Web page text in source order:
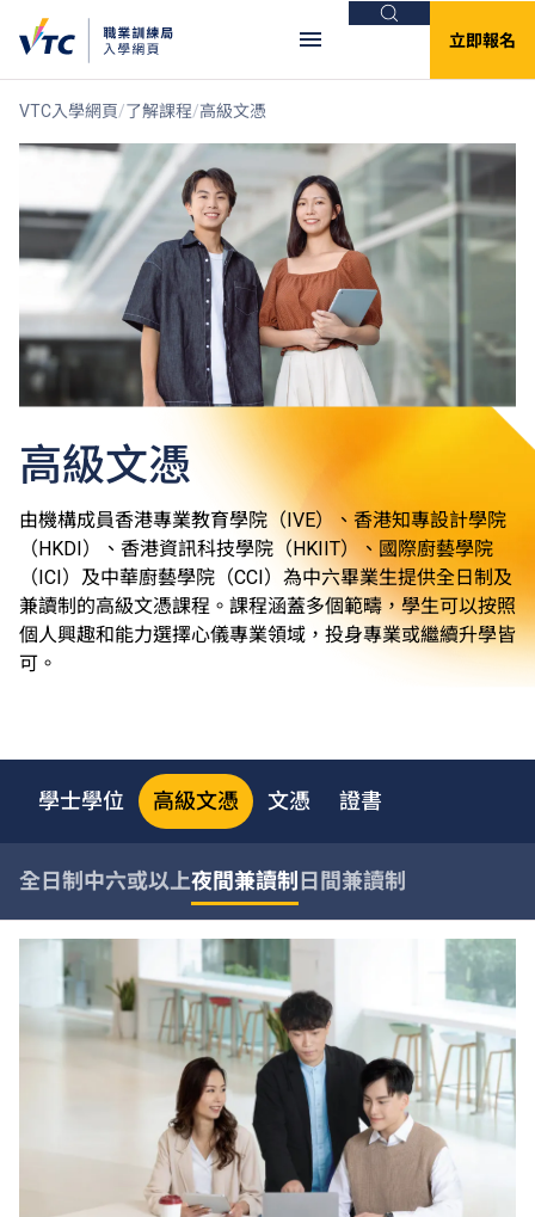
搜尋
立即報名
VTC入學網頁 了解課程 高級文憑
高級文憑
由機構成員香港專業教育學院（IVE）、香港知專設計學院
（HKDI）、香港資訊科技學院（HKIIT）、國際廚藝學院
（ICI）及中華廚藝學院（CCI）為中六畢業生提供全日制及
兼讀制的高級文憑課程。課程涵蓋多個範疇，學生可以按照
個人興趣和能力選擇心儀專業領域，投身專業或繼續升學皆
可。
學士學位 高級文憑 文憑 證書
全日制中六或以上夜間兼讀制 日間兼讀制